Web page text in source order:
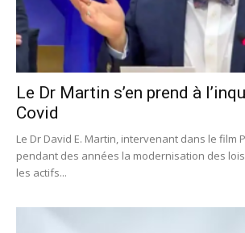
Le Dr Martin s’en prend à
Covid
Le Dr David E. Martin, intervenant dans le film
pendant des années la modernisation des
les actifs...